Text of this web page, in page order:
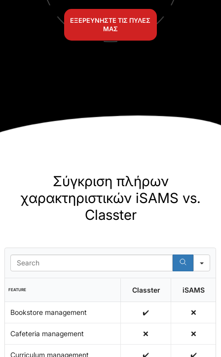
ΕΞΕΡΕΥΝΉΣΤΕ ΤΙΣ ΠΎΛΕΣ
ΜΑΣ
Σύγκριση πλήρων
χαρακτηριστικών iSAMS vs.
Classter
FEATURE Classter iSAMS
Bookstore management ✔️ ❌
Cafeteria management ❌ ❌
Curriculum management ✔️ ✔️